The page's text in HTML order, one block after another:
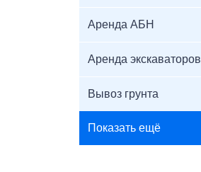
Аренда АБН
Аренда экскаваторов
Вывоз грунта
Показать ещё